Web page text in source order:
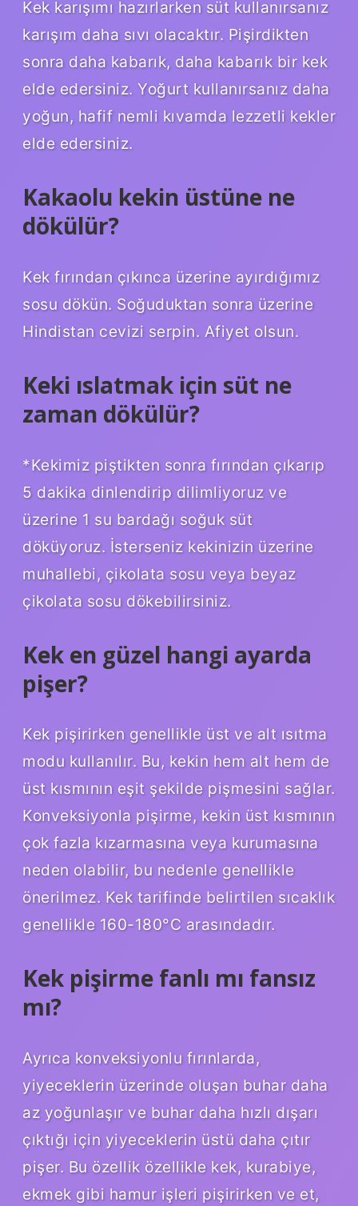
Kek karışımı hazırlarken süt kullanırsanız
karışım daha sıvı olacaktır. Pişirdikten
sonra daha kabarık, daha kabarık bir kek
elde edersiniz. Yoğurt kullanırsanız daha
yoğun, hafif nemli kıvamda lezzetli kekler
elde edersiniz.
Kakaolu kekin üstüne ne
dökülür?
Kek fırından çıkınca üzerine ayırdığımız
sosu dökün. Soğuduktan sonra üzerine
Hindistan cevizi serpin. Afiyet olsun.
Keki ıslatmak için süt ne
zaman dökülür?
*Kekimiz piştikten sonra fırından çıkarıp
5 dakika dinlendirip dilimliyoruz ve
üzerine 1 su bardağı soğuk süt
döküyoruz. İsterseniz kekinizin üzerine
muhallebi, çikolata sosu veya beyaz
çikolata sosu dökebilirsiniz.
Kek en güzel hangi ayarda
pişer?
Kek pişirirken genellikle üst ve alt ısıtma
modu kullanılır. Bu, kekin hem alt hem de
üst kısmının eşit şekilde pişmesini sağlar.
Konveksiyonla pişirme, kekin üst kısmının
çok fazla kızarmasına veya kurumasına
neden olabilir, bu nedenle genellikle
önerilmez. Kek tarifinde belirtilen sıcaklık
genellikle 160-180°C arasındadır.
Kek pişirme fanlı mı fansız
mı?
Ayrıca konveksiyonlu fırınlarda,
yiyeceklerin üzerinde oluşan buhar daha
az yoğunlaşır ve buhar daha hızlı dışarı
çıktığı için yiyeceklerin üstü daha çıtır
pişer. Bu özellik özellikle kek, kurabiye,
ekmek gibi hamur işleri pişirirken ve et,